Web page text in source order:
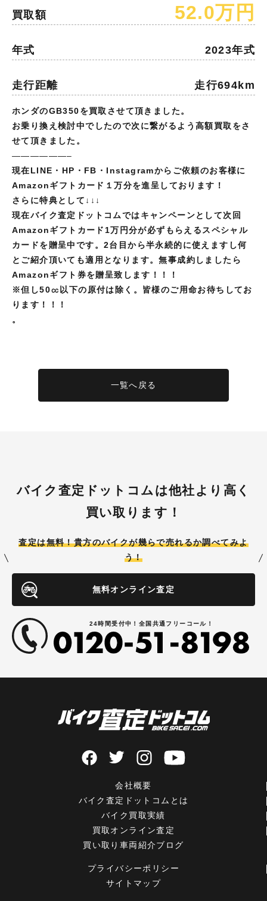
買取額 52.0万円
年式 2023年式
走行距離 走行694km
ホンダのGB350を買取させて頂きました。
お乗り換え検討中でしたので次に繋がるよう高額買取をさ
せて頂きました。
——————–
現在LINE・HP・FB・Instagramからご依頼のお客様に
Amazonギフトカード１万分を進呈しております！
さらに特典として↓↓↓
現在バイク査定ドットコムではキャンペーンとして次回
Amazonギフトカード1万円分が必ずもらえるスペシャル
カードを贈呈中です。2台目から半永続的に使えますし何
とご紹介頂いても適用となります。無事成約しましたら
Amazonギフト券を贈呈致します！！！
※但し50㏄以下の原付は除く。皆様のご用命お待ちしてお
ります！！！
。
一覧へ戻る
バイク査定ドットコムは他社より高く
買い取ります！
査定は無料！貴方のバイクが幾らで売れるか調べてみよ
う！
無料オンライン査定
24時間受付中！全国共通フリーコール！
会社概要
バイク査定ドットコムとは
バイク買取実績
買取オンライン査定
買い取り車両紹介ブログ
プライバシーポリシー
サイトマップ